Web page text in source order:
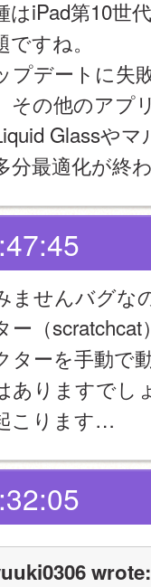
はiPad第10世
ですね。
プデートに失
その他のアプ
Glassや
分最適化が終
ませんバグな
ー（
ターを手動で
ありますでし
こります…
wrote: